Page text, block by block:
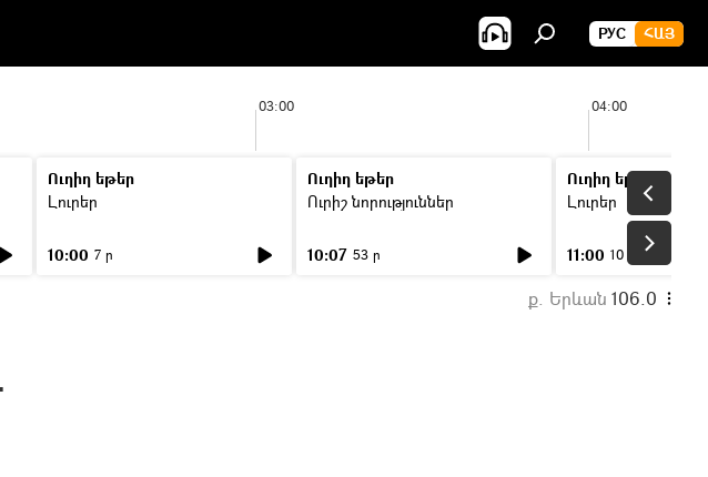
РУС ՀԱՅ
03:00 04:00
Ուղիղ եթեր
Լուրեր
10:00 7 ր
Ուղիղ եթեր
Ուրիշ նորություններ
10:07 53 ր
Ուղիղ եթեր
Լուրեր
11:00 10 ր
ք. Երևան 106.0